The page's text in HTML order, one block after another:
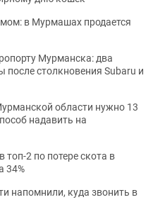
в Мурмашах продается
Мурманска: два
после столкновения Subaru и
области нужно 13
надавить на
2 по потере скота в
34%
напомнили, куда звонить в